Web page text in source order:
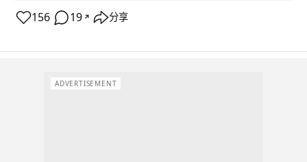
156 19 ↗ 分享
ADVERTISEMENT